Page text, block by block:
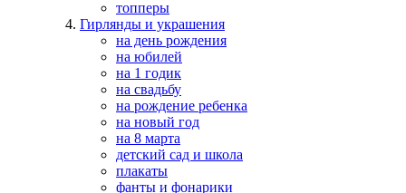
топперы
Гирлянды и украшения
на день рождения
на юбилей
на 1 годик
на свадьбу
на рождение ребенка
на новый год
на 8 марта
детский сад и школа
плакаты
фанты и фонарики